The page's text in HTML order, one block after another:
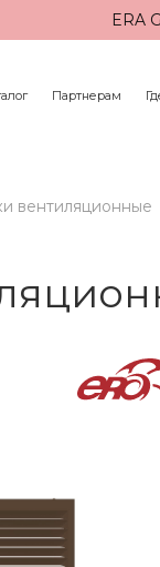
ERA
Партнерам
вентиляционные